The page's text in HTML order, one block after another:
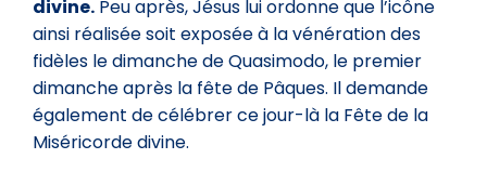
divine. Peu après, Jésus lui ordonne que l’icône
ainsi réalisée soit exposée à la vénération des
fidèles le dimanche de Quasimodo, le premier
dimanche après la fête de Pâques. Il demande
également de célébrer ce jour-là la Fête de la
Miséricorde divine.